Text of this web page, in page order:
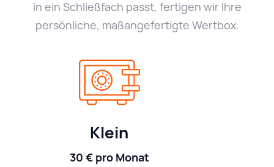
in ein Schließfach passt, fertigen wir Ihre
persönliche, maßangefertigte Wertbox.
Klein
30 € pro Monat